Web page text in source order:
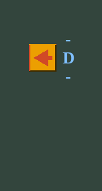
-
D
-